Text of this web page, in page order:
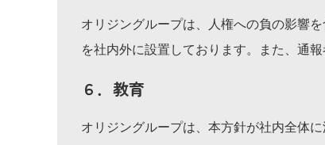
オリジングループは、人権への負の影響
を社内外に設置しております。また、通
６．教育
オリジングループは、本方針が社内全体